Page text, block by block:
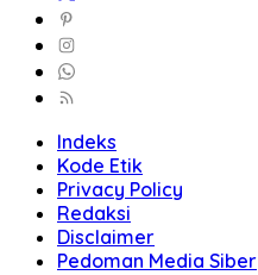
Indeks
Kode Etik
Privacy Policy
Redaksi
Disclaimer
Pedoman Media Siber